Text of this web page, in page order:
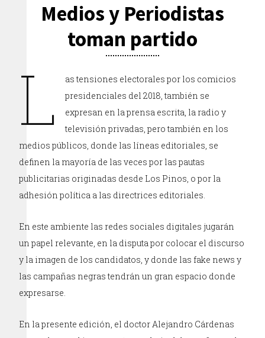
Medios y Periodistas
toman partido
L
as tensiones electorales por los comicios
presidenciales del 2018, también se
expresan en la prensa escrita, la radio y
televisión privadas, pero también en los
medios públicos, donde las líneas editoriales, se
definen la mayoría de las veces por las pautas
publicitarias originadas desde Los Pinos, o por la
adhesión política a las directrices editoriales.
En este ambiente las redes sociales digitales jugarán
un papel relevante, en la disputa por colocar el discurso
y la imagen de los candidatos, y donde las fake news y
las campañas negras tendrán un gran espacio donde
expresarse.
En la presente edición, el doctor Alejandro Cárdenas